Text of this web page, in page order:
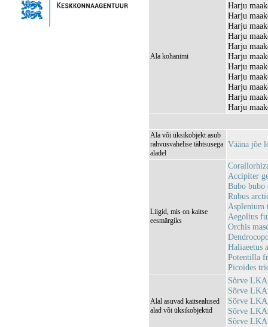
Ala kohanimi
Harju
Harju
Harju
Harju
Harju
Harju
Harju
Harju
Harju
Harju
Harju
Ala või üksikobjekt asub
rahvusvahelise tähtsusega
aladel
Vääna jõe
Liigid, mis on kaitse
eesmärgiks
Accipiter
Bubo bubo
Rubus
Asplenium
Aegolius
Orchis
Haliaeetus
Potentilla
Picoides
Alal asuvad kaitsealused
alad või üksikobjektid
Sõrve
Sõrve
Sõrve
Sõrve
Sõrve